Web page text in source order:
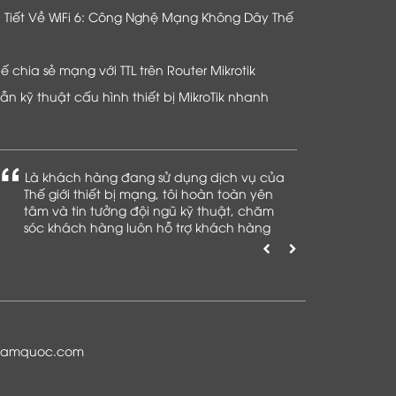
Tiết Về WiFi 6: Công Nghệ Mạng Không Dây Thế
chia sẻ mạng với TTL trên Router Mikrotik
kỹ thuật cấu hình thiết bị MikroTik nhanh
Là khách hàng đang sử dụng dịch vụ của
Thế giới thiết bị mạng, tôi hoàn toàn yên
tâm và tin tưởng đội ngũ kỹ thuật, chăm
sóc khách hàng luôn hỗ trợ khách hàng